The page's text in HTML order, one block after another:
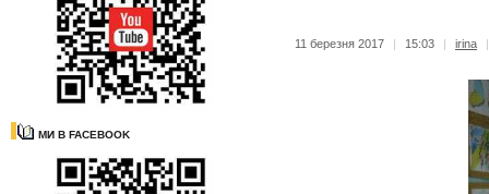
МИ В FACEBOOK
11 березня 2017 | 15:03 | irina